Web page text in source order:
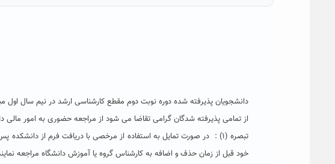
دانشجویان پذیرفته شده دوره نوبت دوم مقطع کارشناسی ارشد در نیم سال اول
از تمامی پذیرفته شدگان گرامی تقاضا می شود از مراجعه حضوری به امور مالی
تبصره (۱) : در صورت تمایل به استفاده از مرخصی با دریافت فرم از
خود قبل از زمان حذف و اضافه به کارشناس گروه یا آموزش دانشگاه مراجعه